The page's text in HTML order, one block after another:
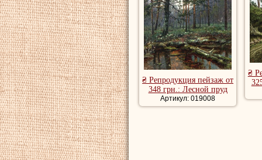
₴ Репродукция пейзаж от
348 грн.: Лесной пруд
Артикул: 019008
₴